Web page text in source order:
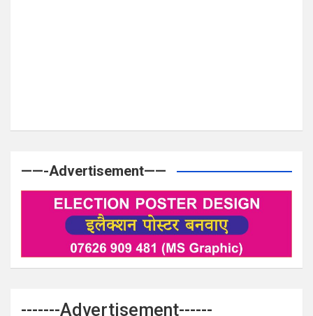
——-Advertisement——
-------Advertisement------